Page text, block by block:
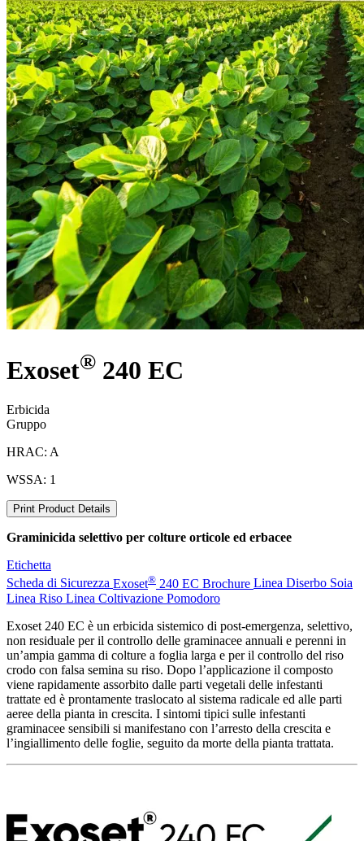
Exoset® 240 EC
Erbicida
Gruppo
HRAC: A
WSSA: 1
Print Product Details
Graminicida selettivo per colture orticole ed erbacee
Etichetta
Scheda di Sicurezza Exoset® 240 EC Brochure Linea Diserbo Soia
Linea Riso Linea Coltivazione Pomodoro
Exoset 240 EC è un erbicida sistemico di post-emergenza, selettivo,
non residuale per il controllo delle graminacee annuali e perenni in
un’ampia gamma di colture a foglia larga e per il controllo del riso
crodo con falsa semina su riso. Dopo l’applicazione il composto
viene rapidamente assorbito dalle parti vegetali delle infestanti
trattate ed è prontamente traslocato al sistema radicale ed alle parti
aeree della pianta in crescita. I sintomi tipici sulle infestanti
graminacee sensibili si manifestano con l’arresto della crescita e
l’ingiallimento delle foglie, seguito da morte della pianta trattata.